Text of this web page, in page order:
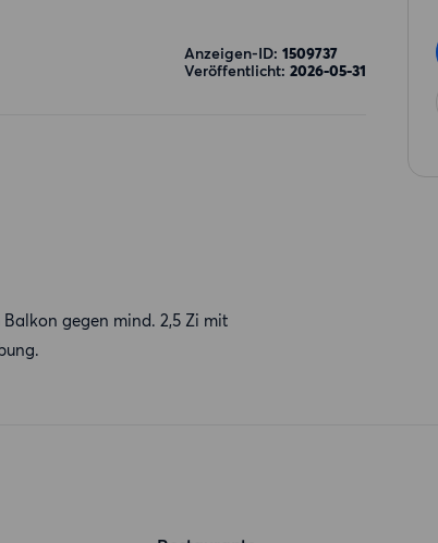
Anzeigen-ID: 1509737
Veröffentlicht: 2026-05-31
gegen mind. 2,5 Zi mit